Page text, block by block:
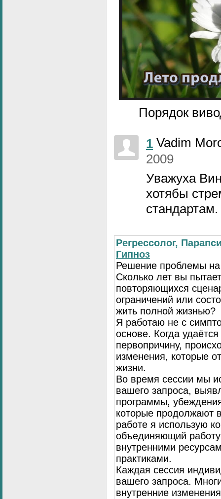
Порядок
1 Vadim
2009
Уважуха
хотябы
стандартам.
Регрессолог,
Гипноз
Решение проблемы на
Сколько лет вы
повторяющихся
ограничений или
жить полной жизнью?
Я работаю не с
основе. Когда
первопричину,
изменения, которые
жизни.
Во время сессии мы
вашего запроса,
программы,
которые продолжают
работе я использую
объединяющий
внутренними
практиками.
Каждая сессия
вашего запроса.
внутренние